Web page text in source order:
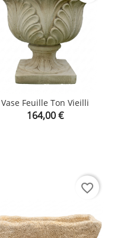
Vase Feuille Ton Vieilli
Prix
164,00 €
favorite_border